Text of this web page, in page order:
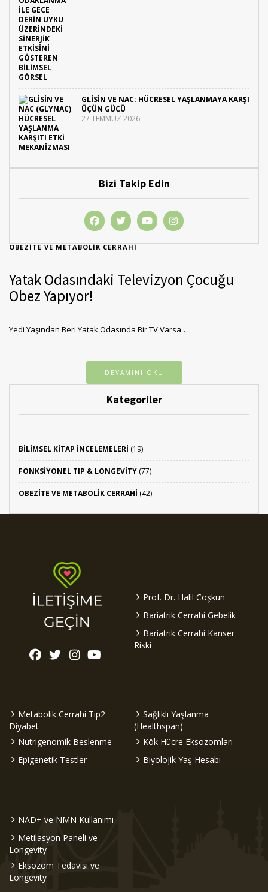
GLISIN VE NAC: HÜCRESEL YAŞLANMAYA KARŞI
ÜÇÜN GÜCÜ
27 TEMMUZ 2026
Bizi Takip Edin
OBEZITE VE METABOLIK CERRAHI
Yatak Odasındaki Televizyon Çocuğu
Obez Yapıyor!
Yedi Yaşından Beri Yatak Odasında Bir TV Varsa…
DEVAMINI OKU
Kategoriler
BILIMSEL KITAP İNCELEMELERI (19)
FONKSIYONEL TIP & LONGEVITY (77)
OBEZITE VE METABOLIK CERRAHI (42)
Prof. Dr. Halil Coşkun
Bariatrik Cerrahi Gebelik
Bariatrik Cerrahi Kanser
Riski
Metabolik Cerrahi Tip2
Diyabet
Nutrigenomik Beslenme
Epigenetik Testler
Sağlıklı Yaşlanma
(Healthspan)
Kök Hücre Eksozomları
Biyolojik Yaş Hesabı
NAD+ ve NMN Kullanımı
Metilasyon Paneli ve
Longevity
Eksozom Tedavisi ve
Longevity